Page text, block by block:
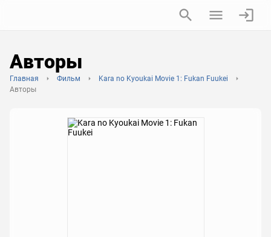
Авторы
Главная Фильм
Kara no Kyoukai Movie 1: Fukan Fuukei
Авторы